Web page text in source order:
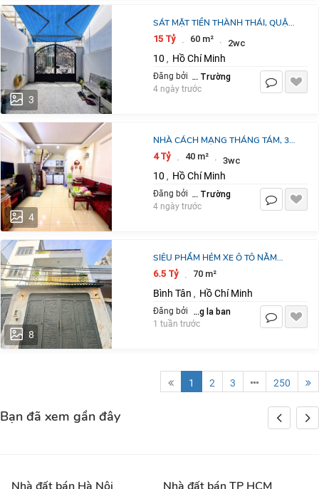
3
SÁT MẶT TIỀN THÀNH THÁI, QUẬN
10 - 60M2, 2 TẦNG - CHỈ 15 TỶ
15 Tỷ · 60 m² · 2wc
10 , Hồ Chí Minh
Đăng bởi Kim Nhật Trường
4 ngày trước
4
NHÀ CÁCH MẠNG THÁNG TÁM, 3
LẦU-HẺM XE HƠI- GIÁ CHỈ 4 TỶ
NHỈNH
4 Tỷ · 40 m² · 3wc
10 , Hồ Chí Minh
Đăng bởi Kim Nhật Trường
4 ngày trước
8
SIÊU PHẨM HẺM XE Ô TÔ NẰM
NGAY HƯƠNG LỘ 2, CÓ PHÒNG
TRỆT, GIÁ NHỈNH 6,X TỶ.
LH:0922146536
6.5 Tỷ · 70 m²
Bình Tân , Hồ Chí Minh
Đăng bởi dang la ban
1 tuần trước
1 2 3 250
Bạn đã xem gần đây